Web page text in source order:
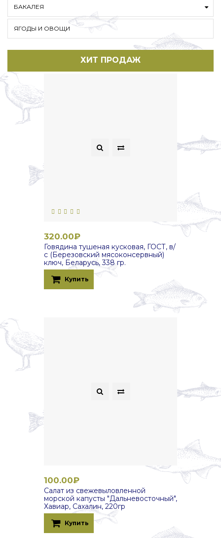
БАКАЛЕЯ
ЯГОДЫ И ОВОЩИ
ХИТ ПРОДАЖ
320.00₽
Говядина тушеная кусковая, ГОСТ, в/
с (Березовский мясоконсервный)
ключ, Беларусь, 338 гр.
Купить
100.00₽
Салат из свежевыловленной
морской капусты "Дальневосточный",
Хавиар, Сахалин, 220гр
Купить